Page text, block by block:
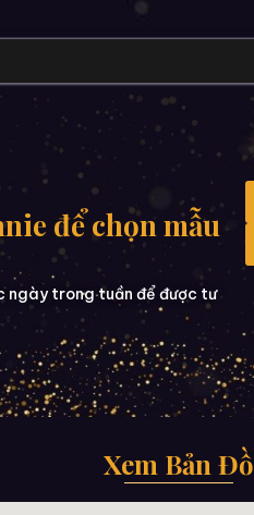
để chọn mẫu
ngày trong tuần để được tư
Xem Bản Đồ